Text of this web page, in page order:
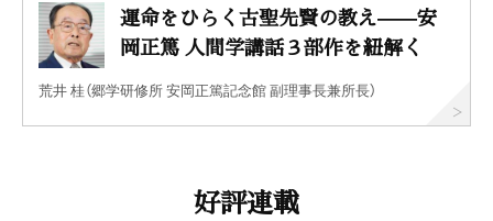
運命をひらく古聖先賢の教え——安
岡正篤 人間学講話３部作を紐解く
荒井 桂（郷学研修所 安岡正篤記念館 副理事長兼所長）
好評連載